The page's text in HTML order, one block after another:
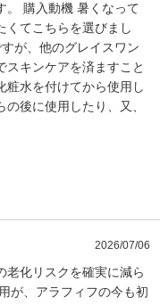
。 購入動機 暑くなって
くてこちらを選びまし
が、他のグレイスワン
スキンケアを済ますこと
粧水を付けてから使用し
後に使用したり、又、
2026/07/06
老化リスクを確実に減ら
が、アラフィフの今も初